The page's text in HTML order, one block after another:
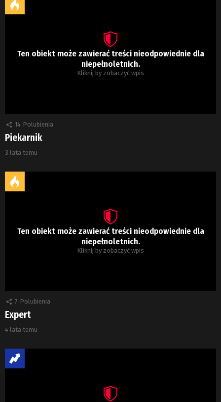
Ten obiekt może zawierać treści nieodpowiednie dla
niepełnoletnich.
Kliknij by zobaczyć wpis
14 Polubienia
Piekarnik
3 lata temu
Ten obiekt może zawierać treści nieodpowiednie dla
niepełnoletnich.
Kliknij by zobaczyć wpis
7 Polubienia
Expert
4 lata temu